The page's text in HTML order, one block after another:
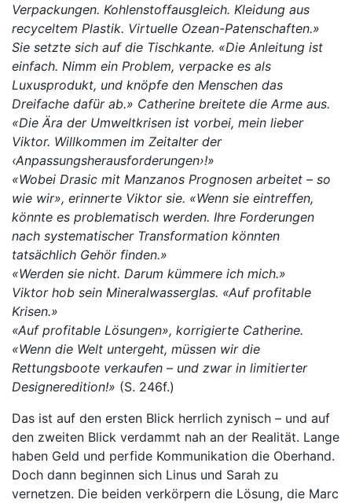
Verpackungen. Kohlenstoffausgleich. Kleidung aus
recyceltem Plastik. Virtuelle Ozean-Patenschaften.»
Sie setzte sich auf die Tischkante. «Die Anleitung ist
einfach. Nimm ein Problem, verpacke es als
Luxusprodukt, und knöpfe den Menschen das
Dreifache dafür ab.» Catherine breitete die Arme aus.
«Die Ära der Umweltkrisen ist vorbei, mein lieber
Viktor. Willkommen im Zeitalter der
‹Anpassungsherausforderungen›!»
«Wobei Drasic mit Manzanos Prognosen arbeitet – so
wie wir», erinnerte Viktor sie. «Wenn sie eintreffen,
könnte es problematisch werden. Ihre Forderungen
nach systematischer Transformation könnten
tatsächlich Gehör finden.»
«Werden sie nicht. Darum kümmere ich mich.»
Viktor hob sein Mineralwasserglas. «Auf profitable
Krisen.»
«Auf profitable Lösungen», korrigierte Catherine.
«Wenn die Welt untergeht, müssen wir die
Rettungsboote verkaufen – und zwar in limitierter
Designeredition!» (S. 246f.)
Das ist auf den ersten Blick herrlich zynisch – und auf
den zweiten Blick verdammt nah an der Realität. Lange
haben Geld und perfide Kommunikation die Oberhand.
Doch dann beginnen sich Linus und Sarah zu
vernetzen. Die beiden verkörpern die Lösung, die Marc